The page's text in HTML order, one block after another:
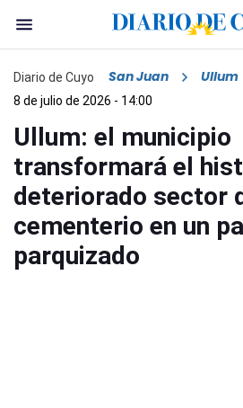
Diario de Cuyo San Juan Ullum
8 de julio de 2026 - 14:00
Ullum: el municipio
transformará el
deteriorado sector
cementerio en un
parquizado